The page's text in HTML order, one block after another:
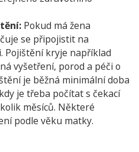
Pokud má žena
se připojistit na
Pojištění kryje například
vyšetření, porod a péči o
je běžná minimální doba
je třeba počítat s čekací
měsíců. Některé
podle věku matky.